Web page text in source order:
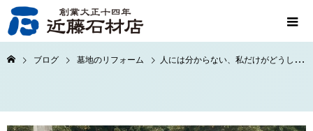
ブログ 墓地のリフォーム 人には分からない、私だけがどうしても譲れなかった悩みを解決した事例｜八千代市 M・N様